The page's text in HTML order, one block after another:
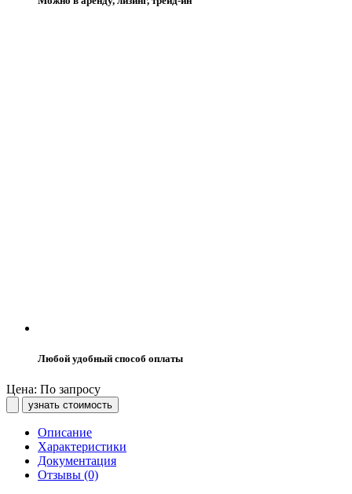
Любой удобный способ оплаты
Цена: По запросу
узнать стоимость
Описание
Характеристики
Документация
Отзывы (0)